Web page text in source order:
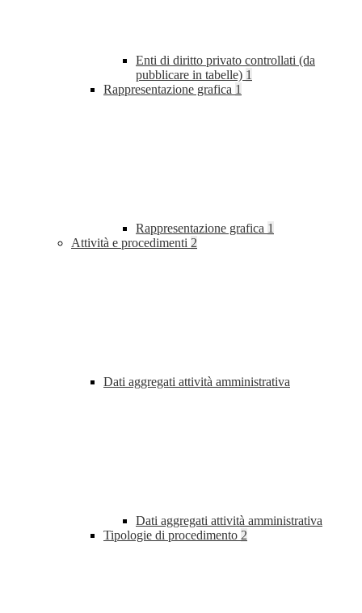
Enti di diritto privato controllati (da
pubblicare in tabelle) 1
Rappresentazione grafica 1
Rappresentazione grafica 1
Attività e procedimenti 2
Dati aggregati attività amministrativa
Dati aggregati attività amministrativa
Tipologie di procedimento 2